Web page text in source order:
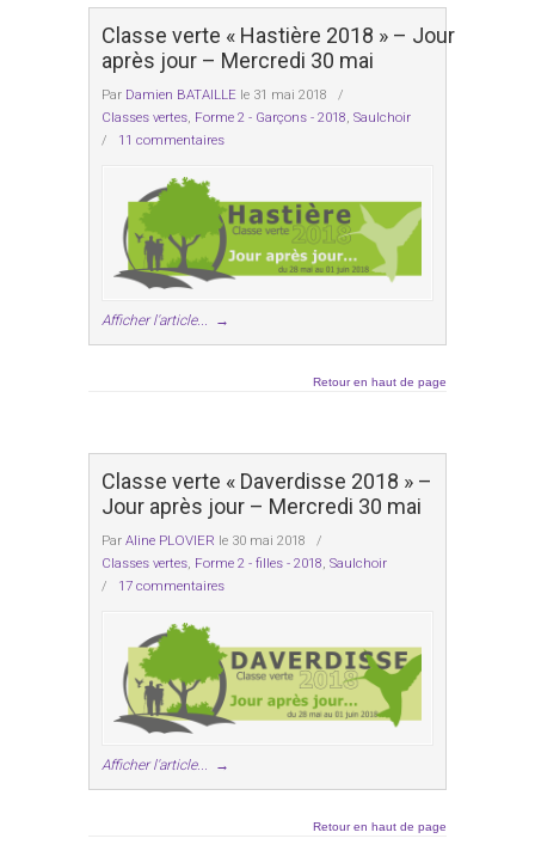
Classe verte « Hastière 2018 » – Jour
après jour – Mercredi 30 mai
Par Damien BATAILLE le 31 mai 2018
/
Classes vertes, Forme 2 - Garçons - 2018, Saulchoir
/ 11 commentaires
Afficher l'article... →
Retour en haut de page
Classe verte « Daverdisse 2018 » –
Jour après jour – Mercredi 30 mai
Par Aline PLOVIER le 30 mai 2018
/
Classes vertes Forme 2 - filles - 2018 Saulchoir
/ 17 commentaires
Afficher l'article... →
Retour en haut de page